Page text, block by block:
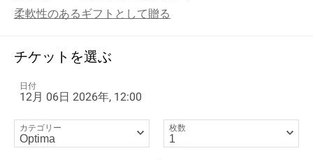
柔軟性のあるギフトとして贈る
チケットを選ぶ
日付
12月 06日 2026年, 12:00
カテゴリー 枚数